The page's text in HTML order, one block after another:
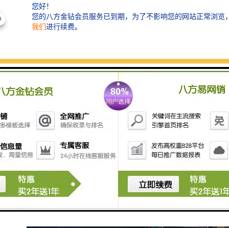
7. **可重复使用**：许多体育场馆会设有标志性的颁奖
旗，可以在不同的赛事中重复使用，降和资源浪费。